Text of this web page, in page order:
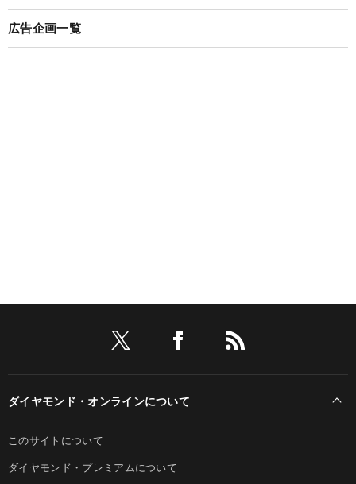
広告企画一覧
ダイヤモンド・オンラインについて
このサイトについて
ダイヤモンド・プレミアムについて